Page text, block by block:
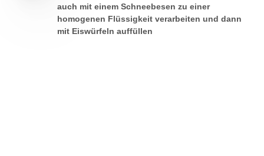
auch mit einem Schneebesen zu einer
homogenen Flüssigkeit verarbeiten und dann
mit Eiswürfeln auffüllen